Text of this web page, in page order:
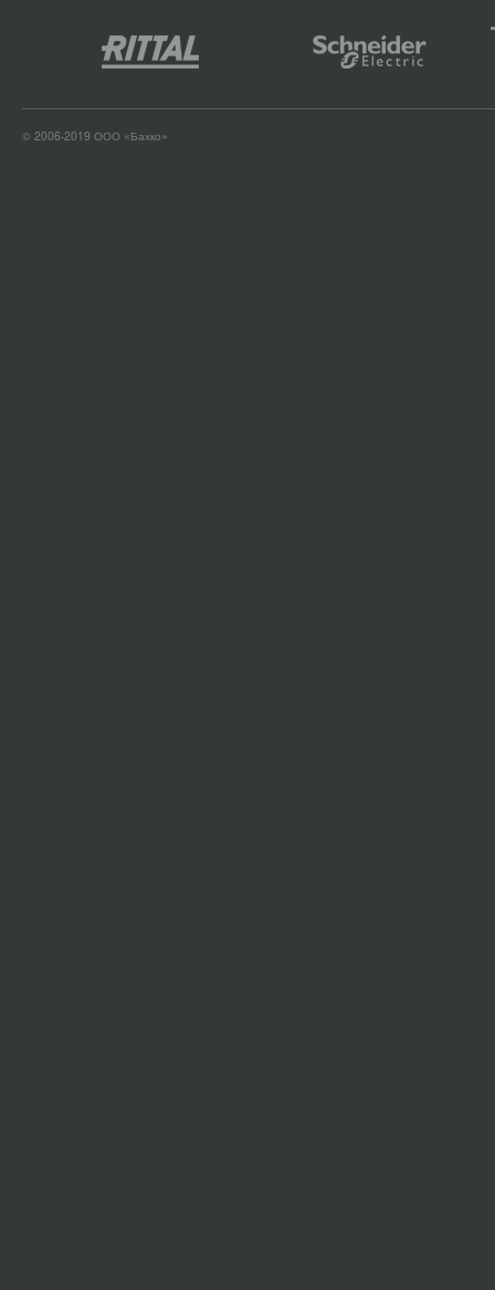
© 2006-2019 ООО «Бахко»